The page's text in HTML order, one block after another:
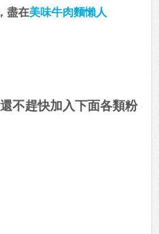
盡在美味牛肉麵懶人
不趕快加入下面各類粉